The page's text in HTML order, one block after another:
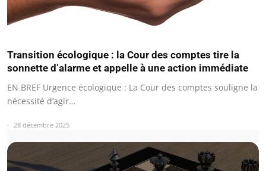
Transition écologique : la Cour des comptes tire la
sonnette d’alarme et appelle à une action immédiate
EN BREF Urgence écologique : La Cour des comptes souligne la
nécessité d’agir…
28 décembre 2025